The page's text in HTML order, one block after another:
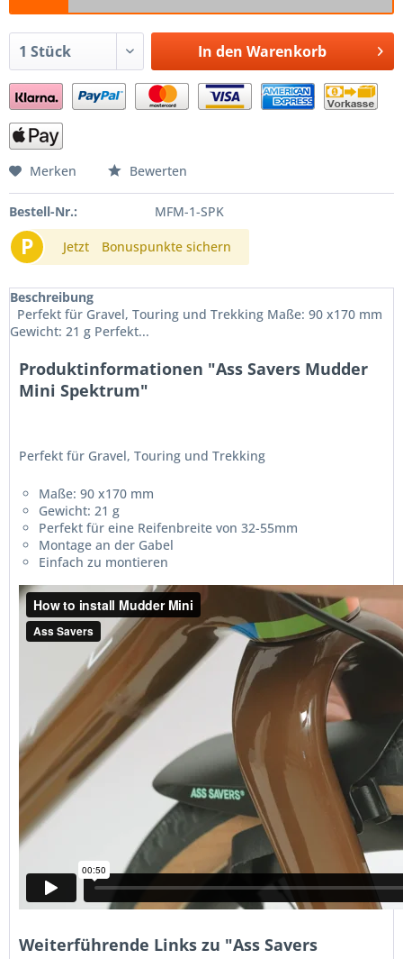
In den Warenkorb
Merken Bewerten
Bestell-Nr.: MFM-1-SPK
P Jetzt Bonuspunkte sichern
Beschreibung
Perfekt für Gravel, Touring und Trekking Maße: 90 x170 mm
Gewicht: 21 g Perfekt...
Produktinformationen "Ass Savers Mudder
Mini Spektrum"
Perfekt für Gravel, Touring und Trekking
Maße: 90 x170 mm
Gewicht: 21 g
Perfekt für eine Reifenbreite von 32-55mm
Montage an der Gabel
Einfach zu montieren
Weiterführende Links zu "Ass Savers